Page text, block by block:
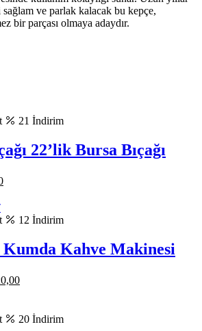
ve parlak kalacak bu kepçe,
bir parçası olmaya adaydır.
21 İndirim
22’lik Bursa Bıçağı
Şu
₺355,00.
12 İndirim
Kahve Makinesi
Şu
₺7.120,00.
20 İndirim